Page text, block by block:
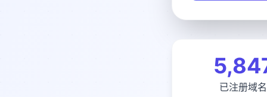
已注册域名